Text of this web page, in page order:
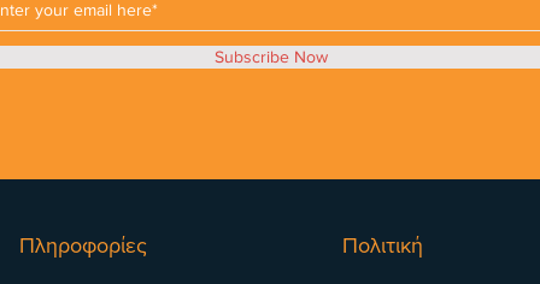
Subscribe Now
Πληροφορίες Πολιτική